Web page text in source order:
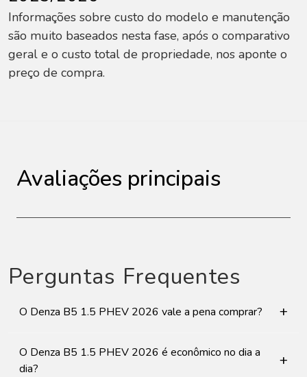
Informações sobre custo do modelo e manutenção
são muito baseados nesta fase, após o comparativo
geral e o custo total de propriedade, nos aponte o
preço de compra.
Avaliações principais
Perguntas Frequentes
O Denza B5 1.5 PHEV 2026 vale a pena comprar? +
O Denza B5 1.5 PHEV 2026 é econômico no dia a
dia?
+